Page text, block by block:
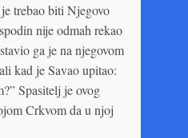
trebao biti Njegovo
nije odmah rekao
ga je na njegovom
kad je Savao upitao:
Spasitelj je ovog
Crkvom da u njoj